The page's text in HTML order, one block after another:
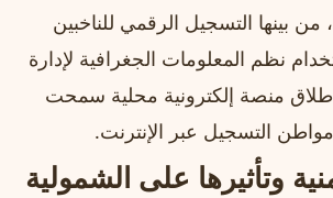
من بينها التسجيل الرقمي للناخبين
نظم المعلومات الجغرافية لإدارة
منصة إلكترونية محلية سمحت
مواطن التسجيل عبر الإنترنت.
وتأثيرها على الشمولية